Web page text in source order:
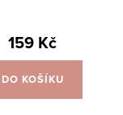
159 Kč
DO KOŠÍKU